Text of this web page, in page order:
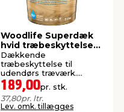
Woodlife Superdæk
hvid træbeskyttelse 5
liter
Dækkende
træbeskyttelse til
udendørs træværk.
Vandbaseret.
189,00pr. stk.
37,80pr. ltr.
Lev. omk. tillægges